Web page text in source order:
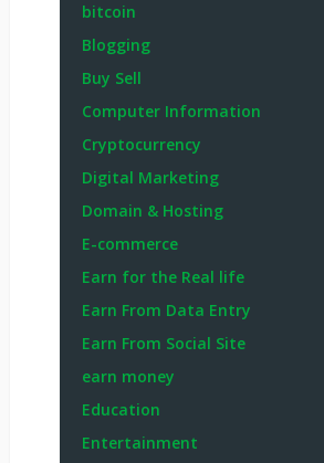
bitcoin
Blogging
Buy Sell
Computer Information
Cryptocurrency
Digital Marketing
Domain & Hosting
E-commerce
Earn for the Real life
Earn From Data Entry
Earn From Social Site
earn money
Education
Entertainment